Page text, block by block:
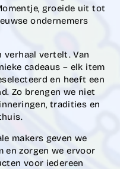
groeide uit tot
ondernemers
verhaal vertelt. Van
cadeaus – elk item
en heeft een
Zo brengen we niet
tradities en
makers geven we
en zorgen we ervoor
voor iedereen